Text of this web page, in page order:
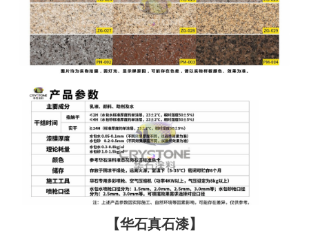
【华石真石漆】